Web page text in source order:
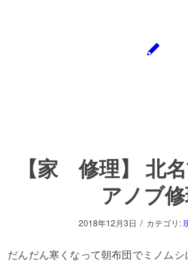
【家 修理】 北
アノブ
2018年12月3日 / カテゴリ:
だんだん寒くなって朝布団でミノム